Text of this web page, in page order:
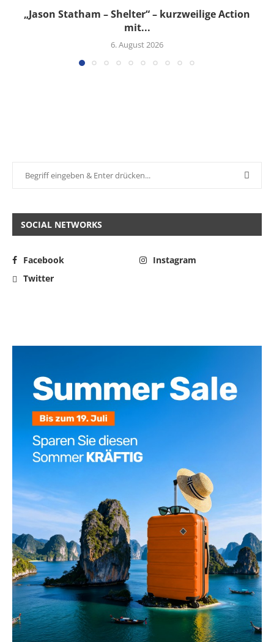
„Jason Statham – Shelter“ – kurzweilige Action
mit...
6. August 2026
SOCIAL NETWORKS
Facebook
Instagram
Twitter